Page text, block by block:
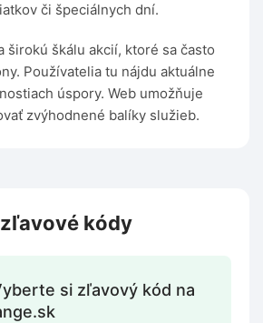
či špeciálnych dní.
širokú škálu akcií, ktoré sa často
Používatelia tu nájdu aktuálne
úspory. Web umožňuje
zvýhodnené balíky služieb.
kódy
si zľavový kód na